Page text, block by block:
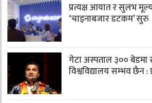
प्रत्यक्ष आयात र सुलभ
‘चाइनाबजार डटकम’ सुरु
गेटा अस्पताल ३०० बेडमा
विश्वविद्यालय सम्भव छैन :